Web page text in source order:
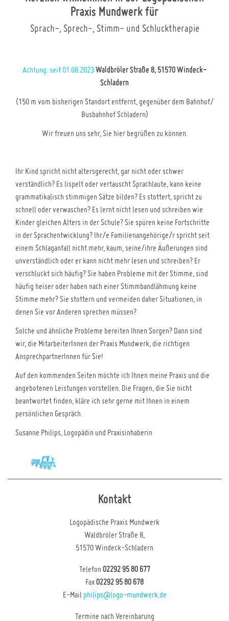
Praxis Mundwerk für
Sprach-, Sprech-, Stimm- und Schlucktherapie
Achtung: seit 01.08.2023 Waldbröler Straße 8, 51570 Windeck-
Schladern
(150 m vom bisherigen Standort entfernt, gegenüber dem Bahnhof/
Busbahnhof Schladern)
Wir freuen uns sehr, Sie hier begrüßen zu können.
Ihr Kind spricht nicht altersgerecht, gar nicht oder schwer
verständlich? Es lispelt oder vertauscht Sprachlaute, kann keine
grammatikalisch stimmigen Sätze bilden? Es stottert, spricht zu
schnell oder verwaschen? Es lernt nicht lesen und schreiben wie
Kinder gleichen Alters in der Schule? Sie spüren keine Fortschritte
in der Sprachentwicklung? Ihr/e Familienangehörige/r spricht seit
einem Schlaganfall nicht mehr, kaum, seine/ihre Äußerungen sind
unverständlich oder er kann nicht mehr lesen und schreiben? Er
verschluckt sich häufig? Sie haben Probleme mit der Stimme, sind
häufig heiser oder haben nach einer Stimmbandlähmung keine
Stimme mehr? Sie stottern und vermeiden daher Situationen, in
denen Sie vor Anderen sprechen müssen?
Solche und ähnliche Probleme bereiten Ihnen Sorgen? Dann sind
wir, die MitarbeiterInnen der Praxis Mundwerk, die richtigen
AnsprechpartnerInnen für Sie!
Auf den kommenden Seiten möchte ich Ihnen meine Praxis und die
angebotenen Leistungen vorstellen. Die Fragen, die Sie nicht
beantwortet finden, kläre ich sehr gerne mit Ihnen in einem
persönlichen Gespräch.
Susanne Philips, Logopädin und Praxisinhaberin
Kontakt
Logopädische Praxis Mundwerk
Waldbröler Straße 8,
51570 Windeck-Schladern
Telefon 02292 95 80 677
Fax02292 95 80 678
E-Mail philips@logo-mundwerk.de
Termine nach Vereinbarung